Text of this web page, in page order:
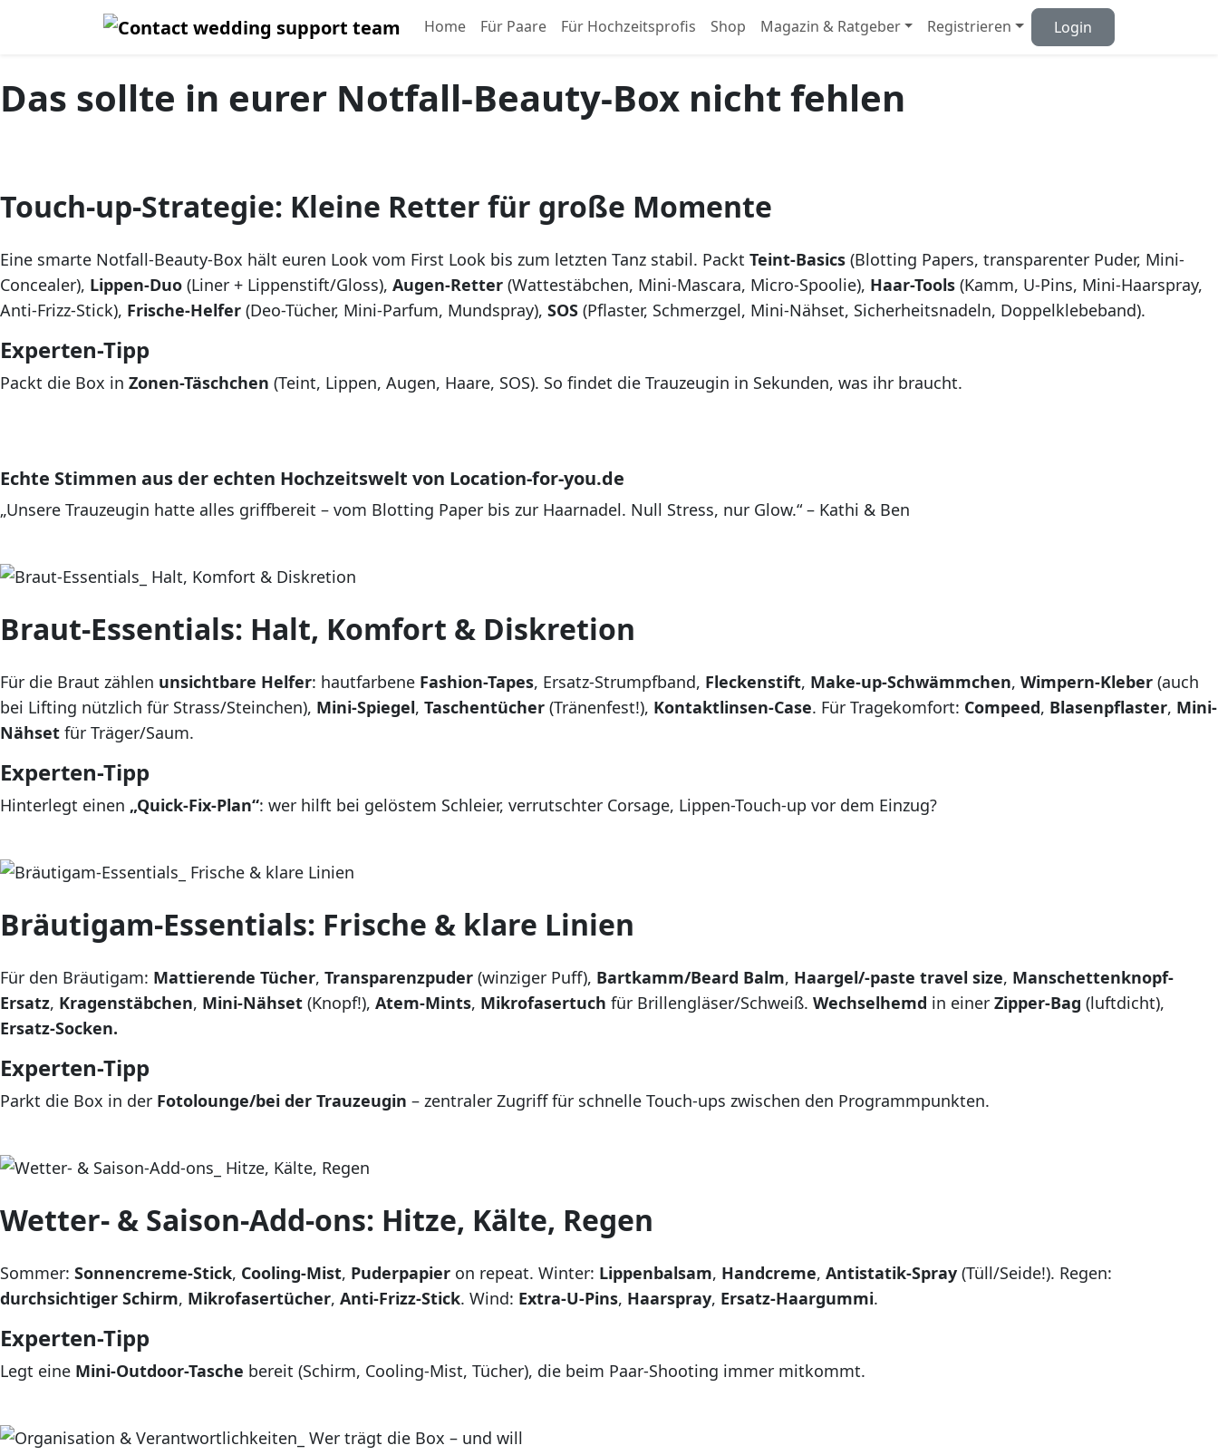
Home Für Paare Für Hochzeitsprofis Shop Magazin & Ratgeber Registrieren Login
Das sollte in eurer Notfall-Beauty-Box nicht fehlen
Touch-up-Strategie: Kleine Retter für große Momente
Eine smarte Notfall-Beauty-Box hält euren Look vom First Look bis zum letzten Tanz stabil. Packt Teint-Basics (Blotting Papers, transparenter Puder, Mini-
Concealer), Lippen-Duo (Liner + Lippenstift/Gloss), Augen-Retter (Wattestäbchen, Mini-Mascara, Micro-Spoolie), Haar-Tools (Kamm, U-Pins, Mini-Haarspray,
Anti-Frizz-Stick), Frische-Helfer (Deo-Tücher, Mini-Parfum, Mundspray), SOS (Pflaster, Schmerzgel, Mini-Nähset, Sicherheitsnadeln, Doppelklebeband).
Experten-Tipp
Packt die Box in Zonen-Täschchen (Teint, Lippen, Augen, Haare, SOS). So findet die Trauzeugin in Sekunden, was ihr braucht.
Echte Stimmen aus der echten Hochzeitswelt von Location-for-you.de
„Unsere Trauzeugin hatte alles griffbereit – vom Blotting Paper bis zur Haarnadel. Null Stress, nur Glow.“ – Kathi & Ben
Braut-Essentials: Halt, Komfort & Diskretion
Für die Braut zählen unsichtbare Helfer: hautfarbene Fashion-Tapes, Ersatz-Strumpfband, Fleckenstift, Make-up-Schwämmchen, Wimpern-Kleber (auch
bei Lifting nützlich für Strass/Steinchen), Mini-Spiegel, Taschentücher (Tränenfest!), Kontaktlinsen-Case. Für Tragekomfort: Compeed, Blasenpflaster, Mini-
Nähset für Träger/Saum.
Experten-Tipp
Hinterlegt einen „Quick-Fix-Plan“: wer hilft bei gelöstem Schleier, verrutschter Corsage, Lippen-Touch-up vor dem Einzug?
Bräutigam-Essentials: Frische & klare Linien
Für den Bräutigam: Mattierende Tücher, Transparenzpuder (winziger Puff), Bartkamm/Beard Balm, Haargel/-paste travel size, Manschettenknopf-
Ersatz, Kragenstäbchen, Mini-Nähset (Knopf!), Atem-Mints, Mikrofasertuch für Brillengläser/Schweiß. Wechselhemd in einer Zipper-Bag (luftdicht),
Ersatz-Socken.
Experten-Tipp
Parkt die Box in der Fotolounge/bei der Trauzeugin – zentraler Zugriff für schnelle Touch-ups zwischen den Programmpunkten.
Wetter- & Saison-Add-ons: Hitze, Kälte, Regen
Sommer: Sonnencreme-Stick, Cooling-Mist, Puderpapier on repeat. Winter: Lippenbalsam, Handcreme, Antistatik-Spray (Tüll/Seide!). Regen:
durchsichtiger Schirm, Mikrofasertücher, Anti-Frizz-Stick. Wind: Extra-U-Pins, Haarspray, Ersatz-Haargummi.
Experten-Tipp
Legt eine Mini-Outdoor-Tasche bereit (Schirm, Cooling-Mist, Tücher), die beim Paar-Shooting immer mitkommt.